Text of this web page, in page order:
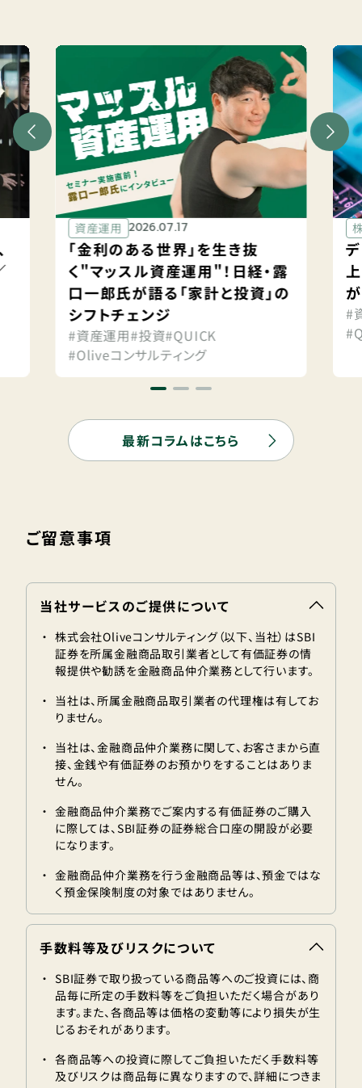
資産運用 2026.07.17
「金利のある世界」を生き抜
く"マッスル資産運用"！日経・露
口一郎氏が語る「家計と投資」の
シフトチェンジ
#資産運用#投資#QUICK
#Oliveコンサルティング
#
最新コラムはこちら
ご留意事項
当社サービスのご提供について
・ 株式会社Oliveコンサルティング（以下、当社）はSBI
証券を所属金融商品取引業者として有価証券の情
報提供や勧誘を金融商品仲介業務として行います。
・ ​当社は、所属金融商品取引業者の代理権は有してお
りません。​
・ 当社は、金融商品仲介業務に関して、お客さまから直
接、金銭や有価証券のお預かりをすることはありま
せん。​
・ 金融商品仲介業務でご案内する有価証券のご購入
に際しては、SBI証券の証券総合口座の開設が必要
になります。
・ 金融商品仲介業務を行う金融商品等は、預金ではな
く預金保険制度の対象ではありません。​
手数料等及びリスクについて
・ SBI証券で取り扱っている商品等へのご投資には、商
品毎に所定の手数料等をご負担いただく場合があり
ます。また、各商品等は価格の変動等により損失が生
じるおそれがあります。
・ 各商品等への投資に際してご負担いただく手数料等
及びリスクは商品毎に異なりますので、詳細につきま